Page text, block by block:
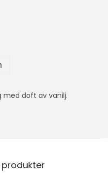
med doft av vanilj.